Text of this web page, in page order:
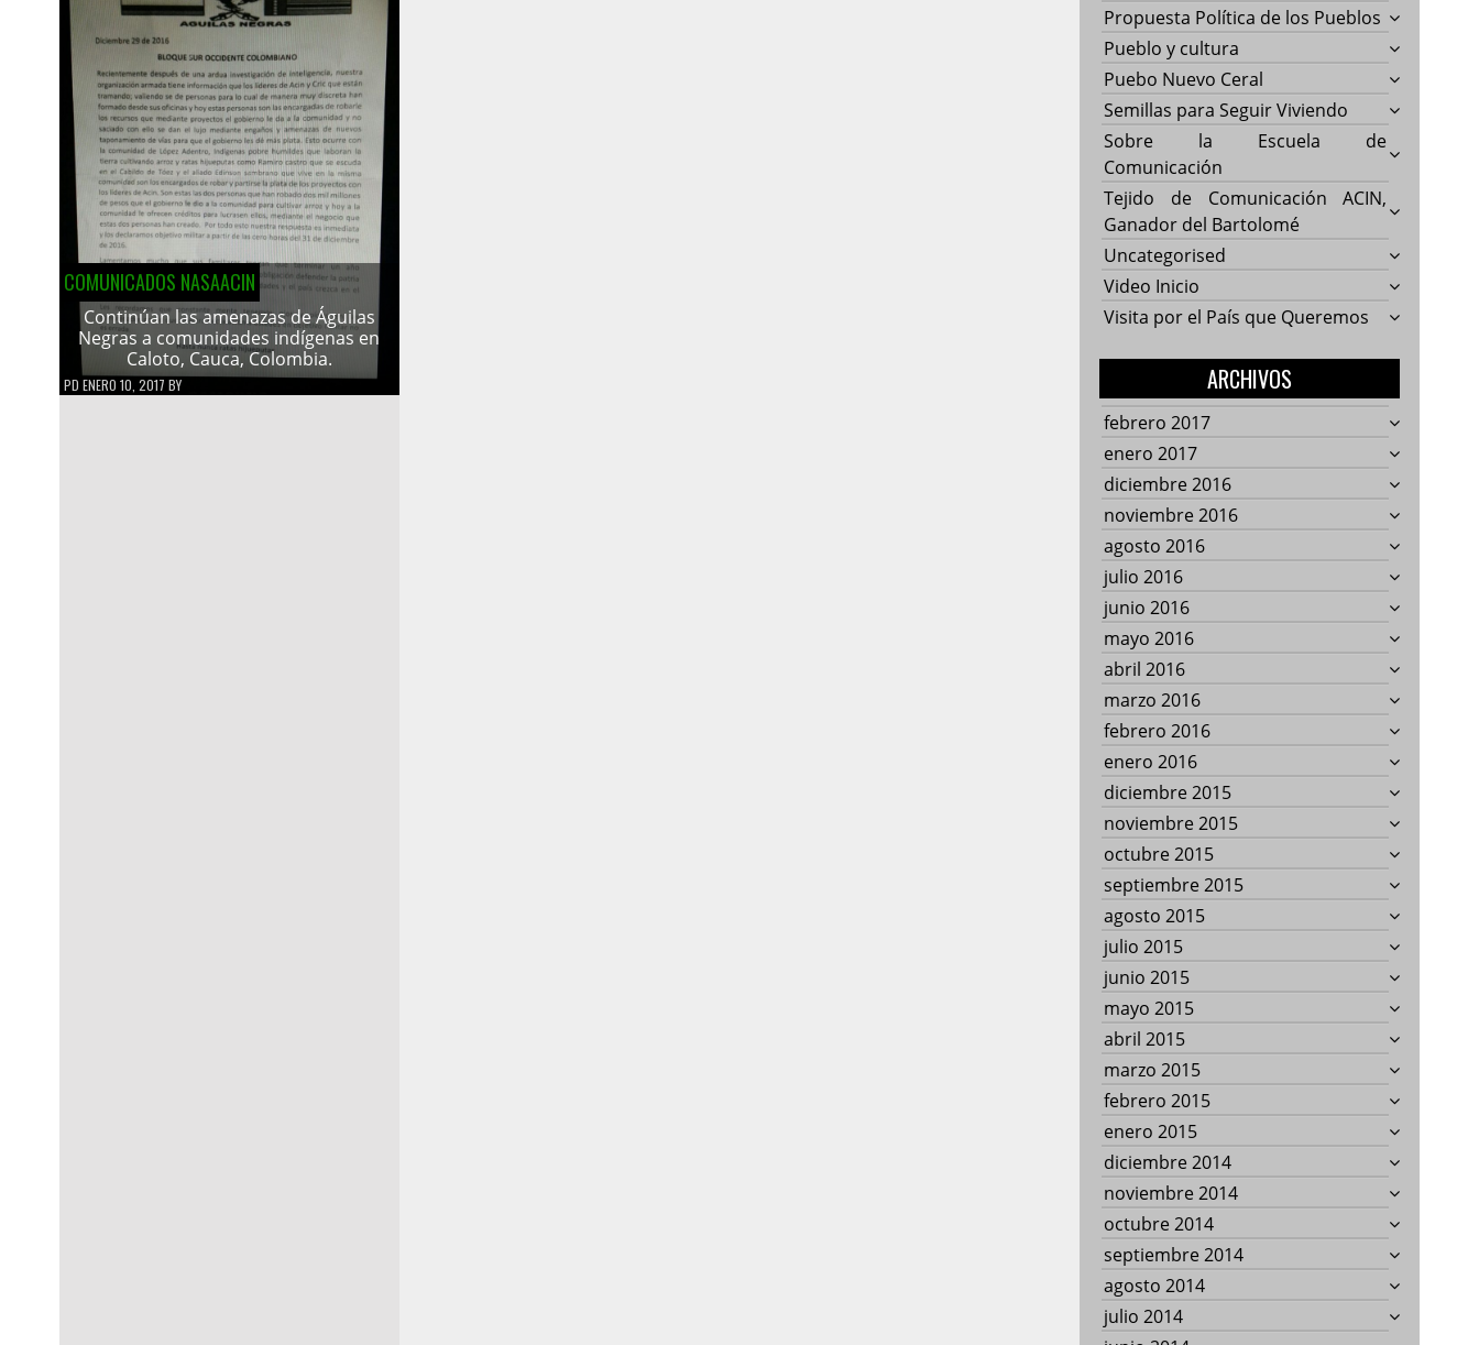
COMUNICADOS NASAACIN
Continúan las amenazas de Águilas
Negras a comunidades indígenas en
Caloto, Cauca, Colombia.
PD ENERO 10, 2017 BY
Propuesta Política de los Pueblos
Pueblo y cultura
Puebo Nuevo Ceral
Semillas para Seguir Viviendo
Sobre la Escuela de
Comunicación
Tejido de Comunicación ACIN,
Ganador del Bartolomé
Uncategorised
Video Inicio
Visita por el País que Queremos
ARCHIVOS
febrero 2017
enero 2017
diciembre 2016
noviembre 2016
agosto 2016
julio 2016
junio 2016
mayo 2016
abril 2016
marzo 2016
febrero 2016
enero 2016
diciembre 2015
noviembre 2015
octubre 2015
septiembre 2015
agosto 2015
julio 2015
junio 2015
mayo 2015
abril 2015
marzo 2015
febrero 2015
enero 2015
diciembre 2014
noviembre 2014
octubre 2014
septiembre 2014
agosto 2014
julio 2014